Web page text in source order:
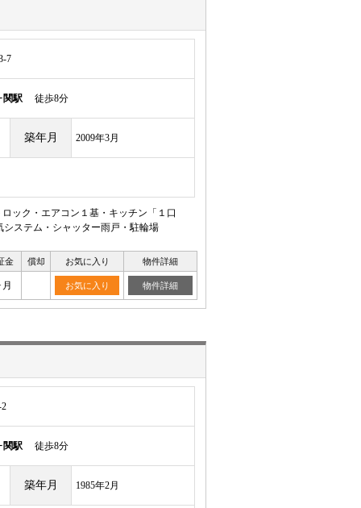
7
関駅 徒歩8分
築年月 2009年3月
ク・エアコン１基・キッチン「１口
ステム・シャッター雨戸・駐輪場
金 償却 お気に入り 物件詳細
お気に入り 物件詳細
関駅 徒歩8分
築年月 1985年2月